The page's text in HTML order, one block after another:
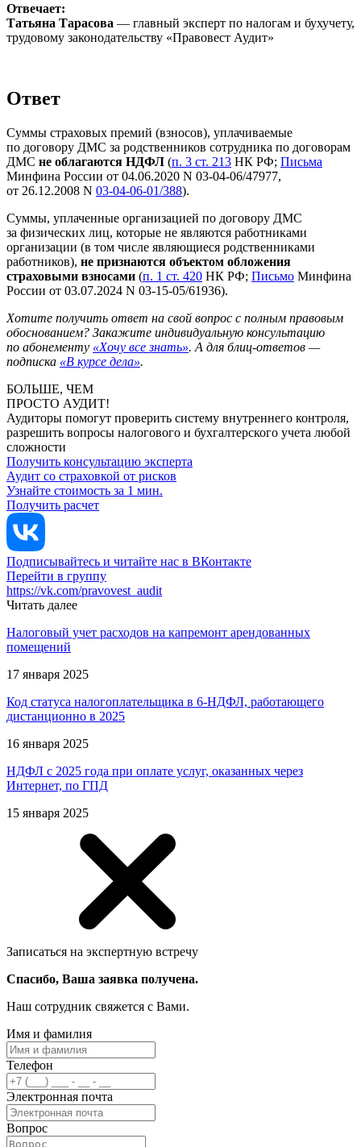
Отвечает:
Татьяна Тарасова — главный эксперт по налогам и бухучету,
трудовому законодательству «Правовест Аудит»
Ответ
Суммы страховых премий (взносов), уплачиваемые
по договору ДМС за родственников сотрудника по договорам
ДМС не облагаются НДФЛ (п. 3 ст. 213 НК РФ; Письма
Минфина России от 04.06.2020 N 03-04-06/47977,
от 26.12.2008 N 03-04-06-01/388).
Суммы, уплаченные организацией по договору ДМС
за физических лиц, которые не являются работниками
организации (в том числе являющиеся родственниками
работников), не признаются объектом обложения
страховыми взносами (п. 1 ст. 420 НК РФ; Письмо Минфина
России от 03.07.2024 N 03-15-05/61936).
Хотите получить ответ на свой вопрос с полным правовым
обоснованием? Закажите индивидуальную консультацию
по абонементу «Хочу все знать». А для блиц-ответов —
подписка «В курсе дела».
БОЛЬШЕ, ЧЕМ
ПРОСТО АУДИТ!
Аудиторы помогут проверить систему внутреннего контроля,
разрешить вопросы налогового и бухгалтерского учета любой
сложности
Получить консультацию эксперта
Аудит со страховкой от рисков
Узнайте стоимость за 1 мин.
Получить расчет
Подписывайтесь и читайте нас в ВКонтакте
Перейти в группу
https://vk.com/pravovest_audit
Читать далее
Налоговый учет расходов на капремонт арендованных
помещений
17 января 2025
Код статуса налогоплательщика в 6-НДФЛ, работающего
дистанционно в 2025
16 января 2025
НДФЛ с 2025 года при оплате услуг, оказанных через
Интернет, по ГПД
15 января 2025
Записаться на экспертную встречу
Спасибо, Ваша заявка получена.
Наш сотрудник свяжется с Вами.
Имя и фамилия
Телефон
Электронная почта
Вопрос